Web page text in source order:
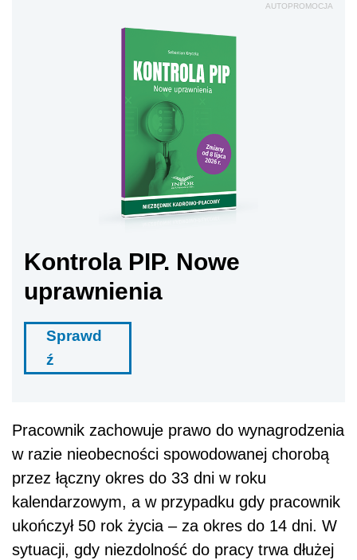
AUTOPROMOCJA
Kontrola PIP. Nowe
uprawnienia
Sprawd
ź
Pracownik zachowuje prawo do wynagrodzenia
w razie nieobecności spowodowanej chorobą
przez łączny okres do 33 dni w roku
kalendarzowym, a w przypadku gdy pracownik
ukończył 50 rok życia – za okres do 14 dni. W
sytuacji, gdy niezdolność do pracy trwa dłużej